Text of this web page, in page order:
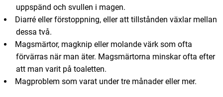
uppspänd och svullen i magen.
Diarré eller förstoppning, eller att tillstånden växlar mellan
dessa två.
Magsmärtor, magknip eller molande värk som ofta
förvärras när man äter. Magsmärtorna minskar ofta efter
att man varit på toaletten.
Magproblem som varat under tre månader eller mer.